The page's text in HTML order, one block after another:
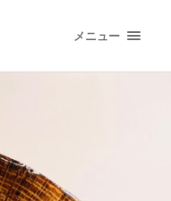
メニュー